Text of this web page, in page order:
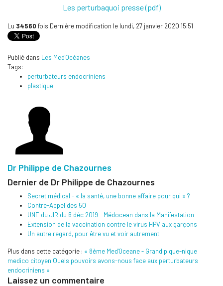
Les perturbaquoi presse (pdf)
Lu 34560 fois Dernière modification le lundi, 27 janvier 2020 15:51
Publié dans Les Med'Océanes
Tags:
perturbateurs endocriniens
plastique
Dr Philippe de Chazournes
Dernier de Dr Philippe de Chazournes
Secret médical - « la santé, une bonne affaire pour qui » ?
Contre-Appel des 50
UNE du JIR du 6 déc 2019 - Médocean dans la Manifestation
Extension de la vaccination contre le virus HPV aux garçons
Un autre regard, pour être vu et voir autrement
Plus dans cette catégorie : « 8ème Med'Oceane - Grand pique-nique
medico citoyen Quels pouvoirs avons-nous face aux perturbateurs
endocriniens »
Laissez un commentaire